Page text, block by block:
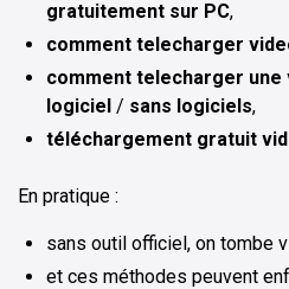
gratuitement sur PC,
comment telecharger
comment telecharger une
logiciel / sans logiciels,
téléchargement gratuit
En pratique :
sans outil officiel, on tombe
et ces méthodes peuvent